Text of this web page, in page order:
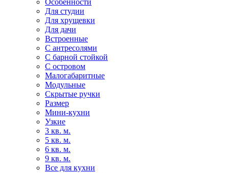
Особенности
Для студии
Для хрущевки
Для дачи
Встроенные
С антресолями
С барной стойкой
С островом
Малогабаритные
Модульные
Скрытые ручки
Размер
Мини-кухни
Узкие
3 кв. м.
5 кв. м.
6 кв. м.
9 кв. м.
Все для кухни